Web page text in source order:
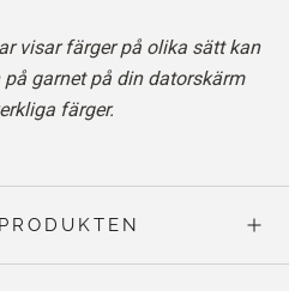
visar färger på olika sätt kan
garnet på din datorskärm
färger.